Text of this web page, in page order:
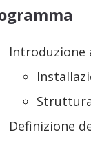
Introduzione
Definizione